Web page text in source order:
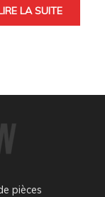
LA SUITE
pièces